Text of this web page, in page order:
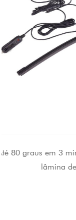
limpador aquecida,